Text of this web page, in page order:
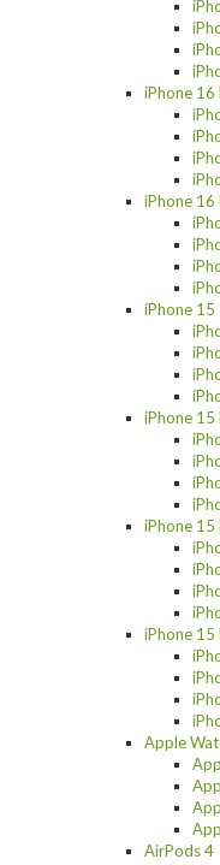
iPhone 16
iPhone 16
iPhone 15
iPhone 15
iPhone 15
iPhone 15
Apple
AirPods 4